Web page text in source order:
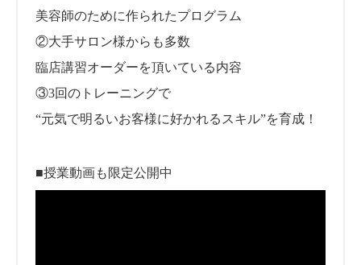
美容師のために作られたプログラム
②大手サロン様からも多数
臨店講習オーダーを頂いている内容
③3回のトレーニングで
“元気で明るいお客様に好かれるスキル”を育成！
■授業動画も限定公開中